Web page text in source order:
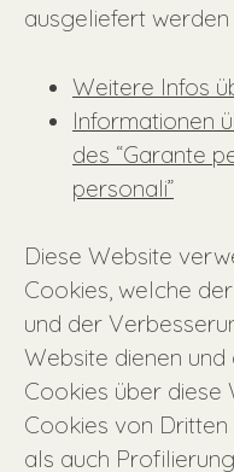
ausgeliefert werden
Weitere Infos
Informationen
des “Garante
personali”
Diese Website
Cookies, welche
und der
Website dienen
Cookies über diese
Cookies von
als auch